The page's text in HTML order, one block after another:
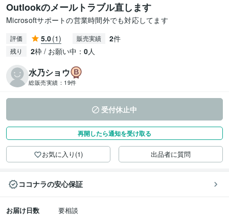
Outlookのメールトラブル直します
Microsoftサポートの営業時間外でも対応してます
評価 5.0(1) 販売実績 2件
残り 2枠 / お願い中： 0人
水乃ショウ
総販売実績： 19件
受付休止中
再開したら通知を受け取る
お気に入り(1) 出品者に質問
ココナラの安心保証
お届け日数
要相談